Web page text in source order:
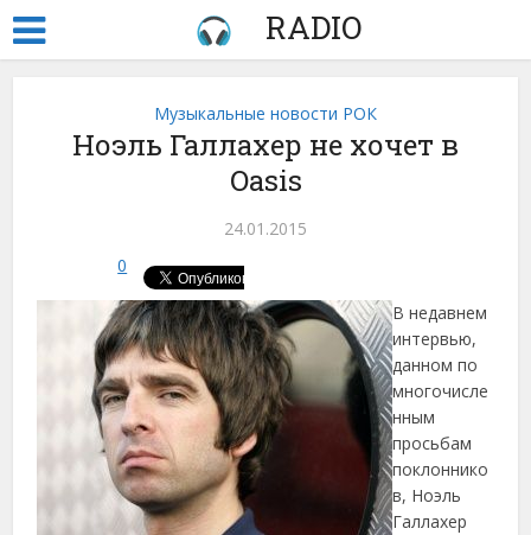
RADIO
Музыкальные новости РОК
Ноэль Галлахер не хочет в
Oasis
24.01.2015
0
В недавнем
интервью,
данном по
многочисле
нным
просьбам
поклоннико
в, Ноэль
Галлахер